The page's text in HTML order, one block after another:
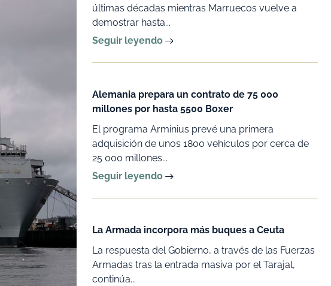
últimas décadas mientras Marruecos vuelve a
demostrar hasta...
Seguir leyendo
Alemania prepara un contrato de 75 000
millones por hasta 5500 Boxer
El programa Arminius prevé una primera
adquisición de unos 1800 vehículos por cerca de
25 000 millones...
Seguir leyendo
La Armada incorpora más buques a Ceuta
La respuesta del Gobierno, a través de las Fuerzas
Armadas tras la entrada masiva por el Tarajal,
continúa...